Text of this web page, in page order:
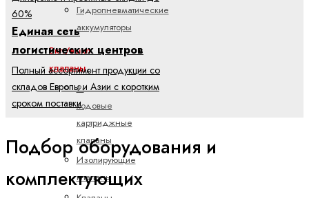
Гидропневматические
аккумуляторы
Вкл/выкл
клапаны
2-
ходовые
картриджные
клапаны
Изолирующие
клапаны
60%
Единая сеть
логистических центров
Полный ассортимент продукции со
складов Европы и Азии с коротким
сроком поставки
Подбор оборудования и
комплектующих